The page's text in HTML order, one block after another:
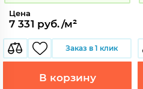
Цена
7 331 руб./м²
Заказ в 1 клик
В корзину